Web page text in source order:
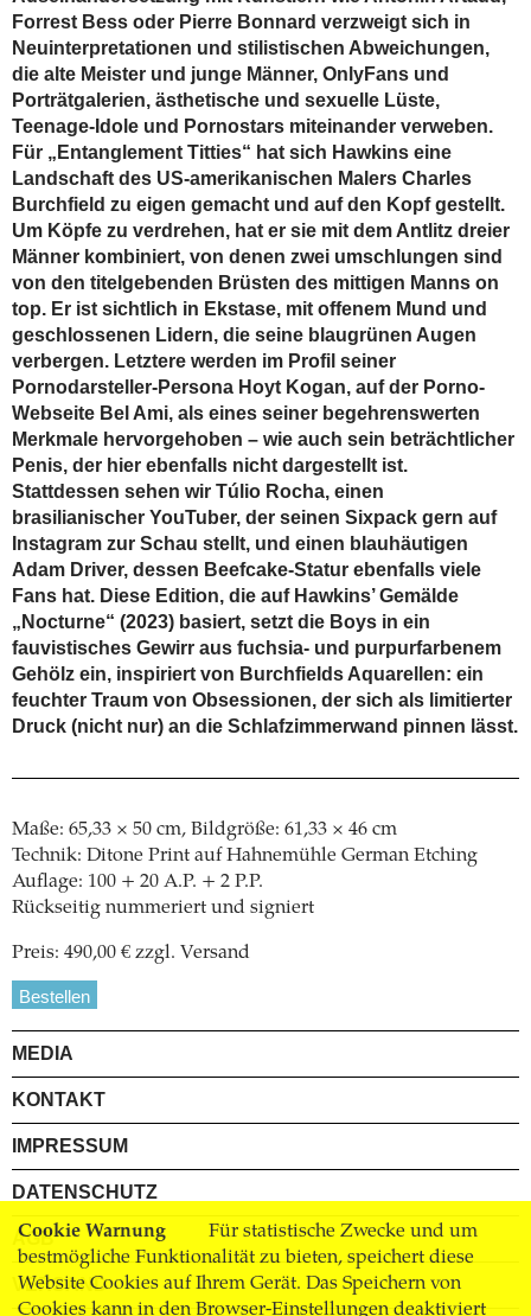
Cookie Warnung
Für statistische Zwecke und um
bestmögliche Funktionalität zu bieten, speichert diese
Website Cookies auf Ihrem Gerät. Das Speichern von
Cookies kann in den Browser-Einstellungen deaktiviert
Forrest Bess oder Pierre Bonnard verzweigt sich in
Neuinterpretationen und stilistischen Abweichungen,
die alte Meister und junge Männer, OnlyFans und
Porträtgalerien, ästhetische und sexuelle Lüste,
Teenage-Idole und Pornostars miteinander verweben.
Für „Entanglement Titties“ hat sich Hawkins eine
Landschaft des US-amerikanischen Malers Charles
Burchfield zu eigen gemacht und auf den Kopf gestellt.
Um Köpfe zu verdrehen, hat er sie mit dem Antlitz dreier
Männer kombiniert, von denen zwei umschlungen sind
von den titelgebenden Brüsten des mittigen Manns on
top. Er ist sichtlich in Ekstase, mit offenem Mund und
geschlossenen Lidern, die seine blaugrünen Augen
verbergen. Letztere werden im Profil seiner
Pornodarsteller-Persona Hoyt Kogan, auf der Porno-
Webseite Bel Ami, als eines seiner begehrenswerten
Merkmale hervorgehoben – wie auch sein beträchtlicher
Penis, der hier ebenfalls nicht dargestellt ist.
Stattdessen sehen wir Túlio Rocha, einen
brasilianischer YouTuber, der seinen Sixpack gern auf
Instagram zur Schau stellt, und einen blauhäutigen
Adam Driver, dessen Beefcake-Statur ebenfalls viele
Fans hat. Diese Edition, die auf Hawkins’ Gemälde
„Nocturne“ (2023) basiert, setzt die Boys in ein
fauvistisches Gewirr aus fuchsia- und purpurfarbenem
Gehölz ein, inspiriert von Burchfields Aquarellen: ein
feuchter Traum von Obsessionen, der sich als limitierter
Druck (nicht nur) an die Schlafzimmerwand pinnen lässt.
Maße: 65,33 × 50 cm, Bildgröße: 61,33 × 46 cm
Technik: Ditone Print auf Hahnemühle German Etching
Auflage: 100 + 20 A.P. + 2 P.P.
Rückseitig nummeriert und signiert
Preis: 490,00 € zzgl. Versand
Bestellen
MEDIA
KONTAKT
IMPRESSUM
DATENSCHUTZ
AGB
VERSAND